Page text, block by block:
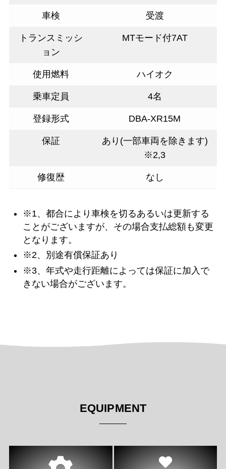
車検 受渡
トランスミッシ
ョン
MTモード付7AT
使用燃料 ハイオク
乗車定員 4名
登録形式 DBA-XR15M
保証
あり(一部車両を除きます)
※2,3
修復歴 なし
※1、都合により車検を切るあるいは更新する
ことがございますが、その場合支払総額も変更
となります。
※2、別途有償保証あり
※3、年式や走行距離によっては保証に加入で
きない場合がございます。
EQUIPMENT